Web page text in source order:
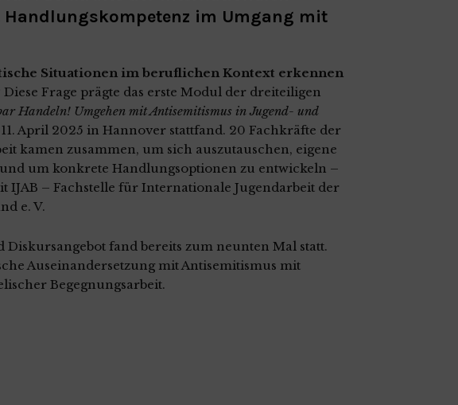
im Umgang mit
Situationen im beruflichen Kontext erkennen
Diese Frage prägte das erste Modul der dreiteiligen
Handeln! Umgehen mit Antisemitismus in Jugend- und
April 2025 in Hannover stattfand. 20 Fachkräfte der
kamen zusammen, um sich auszutauschen, eigene
um konkrete Handlungsoptionen zu entwickeln –
IJAB – Fachstelle für Internationale Jugendarbeit der
e. V.
Diskursangebot fand bereits zum neunten Mal statt.
Auseinandersetzung mit Antisemitismus mit
Begegnungsarbeit.